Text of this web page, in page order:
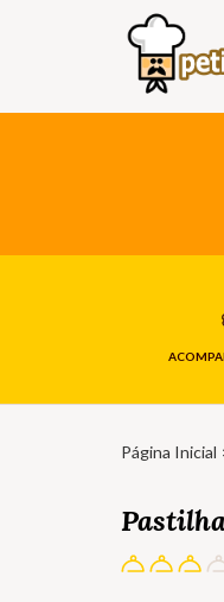
Página Inicial